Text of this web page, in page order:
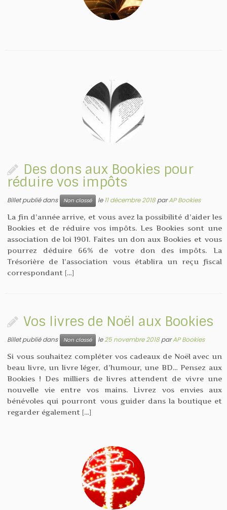
Des dons aux Bookies pour
réduire vos impôts
Billet publié dans Non classé le11 décembre 2018parAP Bookies
La fin d’année arrive, et vous avez la possibilité d’aider les
Bookies et de réduire vos impôts. Les Bookies sont une
association de loi 1901. Faites un don aux Bookies et vous
pourrez déduire 66% de votre don des impôts. La
Trésorière de l’association vous établira un reçu fiscal
correspondant […]
Vos livres de Noël aux Bookies
Billet publié dans Non classé le25 novembre 2018parAP Bookies
Si vous souhaitez compléter vos cadeaux de Noël avec un
beau livre, un livre léger, d’humour, une BD… Pensez aux
Bookies ! Des milliers de livres attendent de vivre une
nouvelle vie entre vos mains. Livrez vos envies aux
bénévoles qui pourront vous guider dans la boutique et
regarder également […]